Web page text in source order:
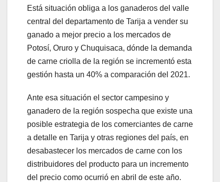
Está situación obliga a los ganaderos del valle
central del departamento de Tarija a vender su
ganado a mejor precio a los mercados de
Potosí, Oruro y Chuquisaca, dónde la demanda
de carne criolla de la región se incrementó esta
gestión hasta un 40% a comparación del 2021.
Ante esa situación el sector campesino y
ganadero de la región sospecha que existe una
posible estrategia de los comerciantes de carne
a detalle en Tarija y otras regiones del país, en
desabastecer los mercados de carne con los
distribuidores del producto para un incremento
del precio como ocurrió en abril de este año.